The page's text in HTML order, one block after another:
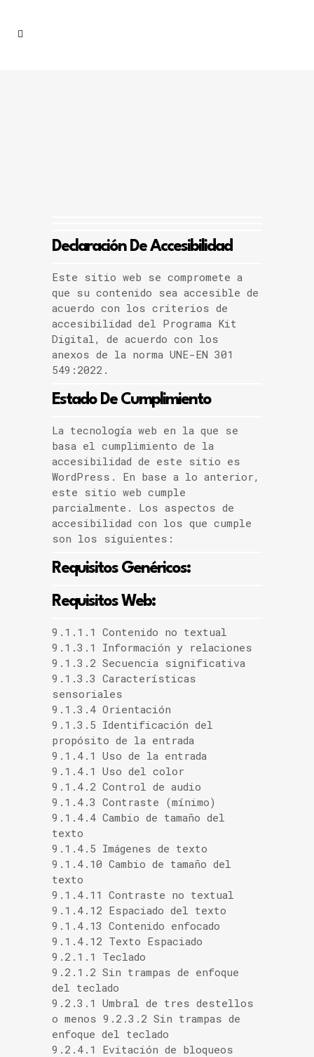
Declaración De Accesibilidad
Este sitio web se compromete a
que su contenido sea accesible de
acuerdo con los criterios de
accesibilidad del Programa Kit
Digital, de acuerdo con los
anexos de la norma UNE-EN 301
549:2022.
Estado De Cumplimiento
La tecnología web en la que se
basa el cumplimiento de la
accesibilidad de este sitio es
WordPress. En base a lo anterior,
este sitio web cumple
parcialmente. Los aspectos de
accesibilidad con los que cumple
son los siguientes:
Requisitos Genéricos:
Requisitos Web:
9.1.1.1 Contenido no textual
9.1.3.1 Información y relaciones
9.1.3.2 Secuencia significativa
9.1.3.3 Características
sensoriales
9.1.3.4 Orientación
9.1.3.5 Identificación del
propósito de la entrada
9.1.4.1 Uso de la entrada
9.1.4.1 Uso del color
9.1.4.2 Control de audio
9.1.4.3 Contraste (mínimo)
9.1.4.4 Cambio de tamaño del
texto
9.1.4.5 Imágenes de texto
9.1.4.10 Cambio de tamaño del
texto
9.1.4.11 Contraste no textual
9.1.4.12 Espaciado del texto
9.1.4.13 Contenido enfocado
9.1.4.12 Texto Espaciado
9.2.1.1 Teclado
9.2.1.2 Sin trampas de enfoque
del teclado
9.2.3.1 Umbral de tres destellos
o menos 9.2.3.2 Sin trampas de
enfoque del teclado
9.2.4.1 Evitación de bloqueos